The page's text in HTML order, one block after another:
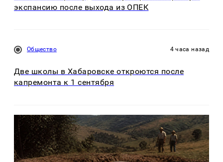
экспансию после выхода из ОПЕК
Общество 4 часа назад
Две школы в Хабаровске откроются после
капремонта к 1 сентября